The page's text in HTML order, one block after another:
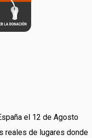
el 12 de Agosto
reales de lugares donde